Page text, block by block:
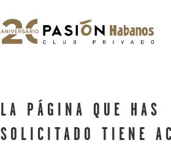
LA PÁGINA QUE HAS
SOLICITADO TIENE